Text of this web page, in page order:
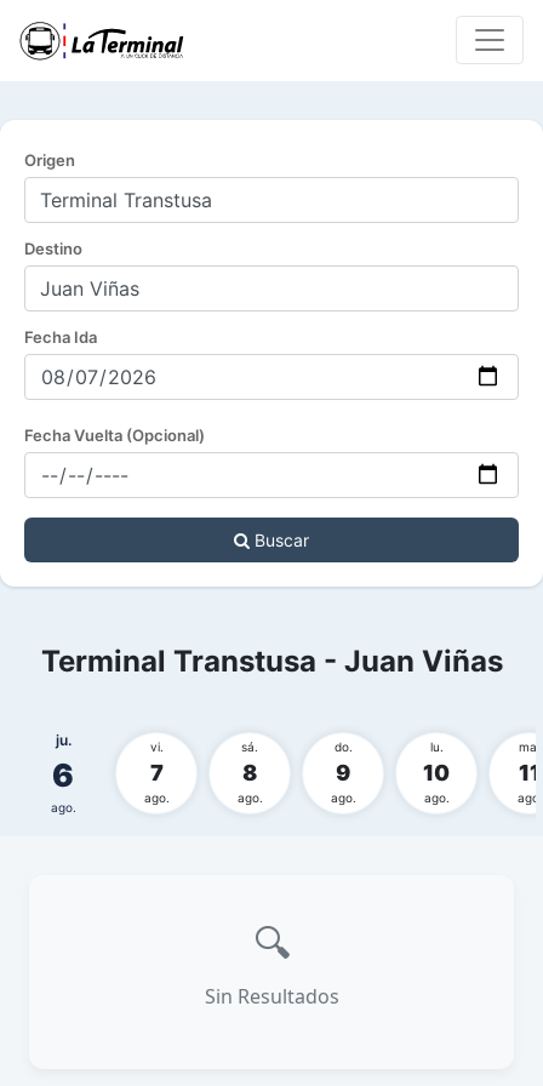
Origen
Destino
Fecha Ida
Fecha Vuelta (Opcional)
Buscar
Terminal Transtusa - Juan Viñas
ju.
6
ago.
vi.
7
ago.
sá.
8
ago.
do.
9
ago.
lu.
10
ago.
ma.
11
ago.
🔍
Sin Resultados